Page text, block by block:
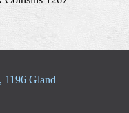
1196 Gland